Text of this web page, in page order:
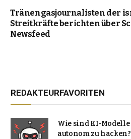
Tränengasjournalisten der
Streitkräfte berichten über
Newsfeed
REDAKTEURFAVORITEN
Wie sind KI-Modelle
autonom zu